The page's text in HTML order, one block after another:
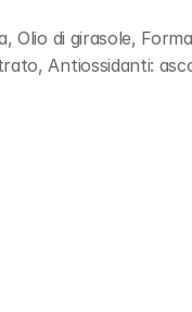
di girasole,
Antiossidanti: